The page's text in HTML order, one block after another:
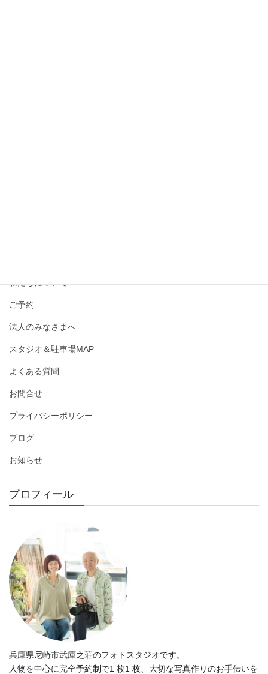
私たちについて
ご予約
法人のみなさまへ
スタジオ＆駐車場MAP
よくある質問
お問合せ
プライバシーポリシー
ブログ
お知らせ
プロフィール
兵庫県尼崎市武庫之荘のフォトスタジオです。
人物を中心に完全予約制で1 枚1 枚、大切な写真作りのお手伝いを